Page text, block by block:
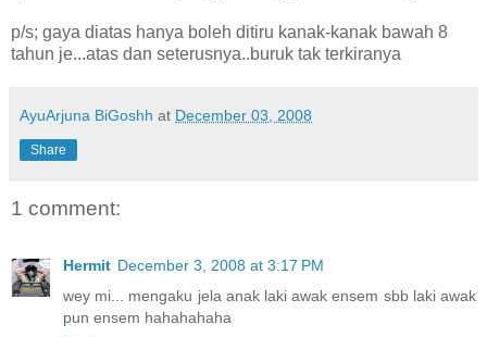
p/s; gaya diatas hanya boleh ditiru kanak-kanak bawah 8
tahun je...atas dan seterusnya..buruk tak terkiranya
AyuArjuna BiGoshh at December 03, 2008
Share
1 comment:
Hermit December 3, 2008 at 3:17 PM
wey mi... mengaku jela anak laki awak ensem sbb laki awak
pun ensem hahahahaha